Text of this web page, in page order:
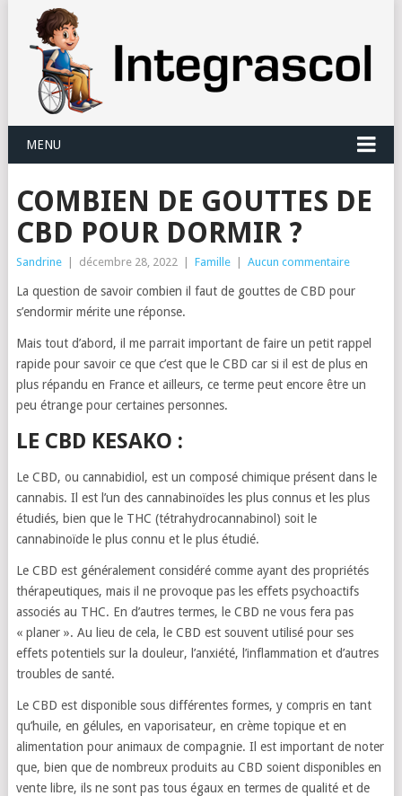
MENU
COMBIEN DE GOUTTES DE
CBD POUR DORMIR ?
Sandrine décembre 28, 2022 Famille Aucun commentaire
La question de savoir combien il faut de gouttes de CBD pour
s’endormir mérite une réponse.
Mais tout d’abord, il me parrait important de faire un petit rappel
rapide pour savoir ce que c’est que le CBD car si il est de plus en
plus répandu en France et ailleurs, ce terme peut encore être un
peu étrange pour certaines personnes.
LE CBD KESAKO :
Le CBD, ou cannabidiol, est un composé chimique présent dans le
cannabis. Il est l’un des cannabinoïdes les plus connus et les plus
étudiés, bien que le THC (tétrahydrocannabinol) soit le
cannabinoïde le plus connu et le plus étudié.
Le CBD est généralement considéré comme ayant des propriétés
thérapeutiques, mais il ne provoque pas les effets psychoactifs
associés au THC. En d’autres termes, le CBD ne vous fera pas
« planer ». Au lieu de cela, le CBD est souvent utilisé pour ses
effets potentiels sur la douleur, l’anxiété, l’inflammation et d’autres
troubles de santé.
Le CBD est disponible sous différentes formes, y compris en tant
qu’huile, en gélules, en vaporisateur, en crème topique et en
alimentation pour animaux de compagnie. Il est important de noter
que, bien que de nombreux produits au CBD soient disponibles en
vente libre, ils ne sont pas tous égaux en termes de qualité et de
Panneau de gestion des cookies